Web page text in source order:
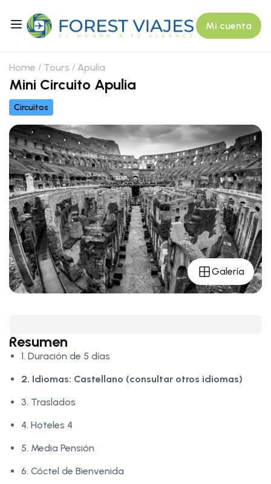
Mi cuenta
Home Tours Apulia
Mini Circuito Apulia
Circuitos
Galería
Resumen
1. Duración de 5 días
2. Idiomas: Castellano (consultar otros idiomas)
3. Traslados
4. Hoteles 4
5. Media Pensión
6. Cóctel de Bienvenida